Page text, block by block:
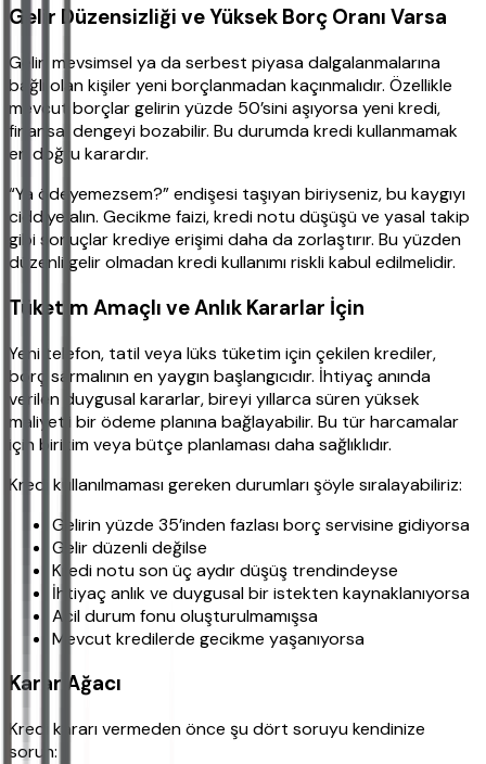
Gelir Düzensizliği ve Yüksek Borç Oranı Varsa
Geliri mevsimsel ya da serbest piyasa dalgalanmalarına
bağlı olan kişiler yeni borçlanmadan kaçınmalıdır. Özellikle
mevcut borçlar gelirin yüzde 50’sini aşıyorsa yeni kredi,
finansal dengeyi bozabilir. Bu durumda kredi kullanmamak
en doğru karardır.
“Ya ödeyemezsem?” endişesi taşıyan biriyseniz, bu kaygıyı
ciddiye alın. Gecikme faizi, kredi notu düşüşü ve yasal takip
gibi sonuçlar krediye erişimi daha da zorlaştırır. Bu yüzden
düzenli gelir olmadan kredi kullanımı riskli kabul edilmelidir.
Tüketim Amaçlı ve Anlık Kararlar İçin
Yeni telefon, tatil veya lüks tüketim için çekilen krediler,
borç sarmalının en yaygın başlangıcıdır. İhtiyaç anında
verilen duygusal kararlar, bireyi yıllarca süren yüksek
maliyetli bir ödeme planına bağlayabilir. Bu tür harcamalar
için birikim veya bütçe planlaması daha sağlıklıdır.
Kredi kullanılmaması gereken durumları şöyle sıralayabiliriz:
Gelirin yüzde 35’inden fazlası borç servisine gidiyorsa
Gelir düzenli değilse
Kredi notu son üç aydır düşüş trendindeyse
İhtiyaç anlık ve duygusal bir istekten kaynaklanıyorsa
Acil durum fonu oluşturulmamışsa
Mevcut kredilerde gecikme yaşanıyorsa
Karar Ağacı
Kredi kararı vermeden önce şu dört soruyu kendinize
sorun: